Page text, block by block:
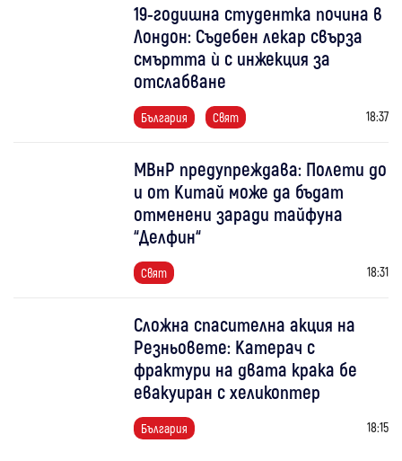
19-годишна студентка почина в
Лондон: Съдебен лекар свърза
смъртта ѝ с инжекция за
отслабване
България Свят 18:37
МВнР предупреждава: Полети до
и от Китай може да бъдат
отменени заради тайфуна
“Делфин“
Свят 18:31
Сложна спасителна акция на
Резньовете: Катерач с
фрактури на двата крака бе
евакуиран с хеликоптер
България 18:15